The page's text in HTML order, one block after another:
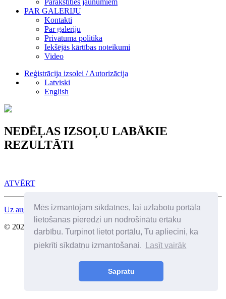
Mēs izmantojam sīkdatnes, lai uzlabotu portāla
lietošanas pieredzi un nodrošinātu ērtāku
darbību. Turpinot lietot portālu, Tu apliecini, ka
piekrīti sīkdatņu izmantošanai.
Lasīt vairāk
Sapratu
Parakstīties jaunumiem
PAR GALERIJU
Kontakti
Par galeriju
Privātuma politika
Iekšējās kārtības noteikumi
Video
Reģistrācija izsolei / Autorizācija
Latviski
English
NEDĒĻAS IZSOĻU LABĀKIE
REZULTĀTI
ATVĒRT
Uz augšu
© 2026 Visas tiesības aizsargātas. SIA Birkenfelds